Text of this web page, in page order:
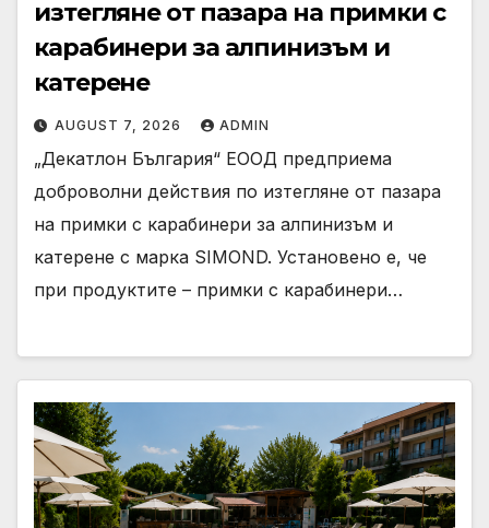
изтегляне от пазара на примки с
карабинери за алпинизъм и
катерене
AUGUST 7, 2026 ADMIN
„Декатлон България“ ЕООД предприема
доброволни действия по изтегляне от пазара
на примки с карабинери за алпинизъм и
катерене с марка SIMOND. Установено е, че
при продуктите – примки с карабинери…